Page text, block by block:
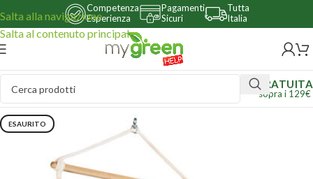
Salta alla navigazione
Salta al contenuto principale
Competenza
Esperienza
Pagamenti
Sicuri
Tutta
Italia
GRATUITA
sopra i 129€
ESAURITO